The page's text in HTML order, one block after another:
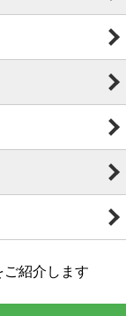
紹介します